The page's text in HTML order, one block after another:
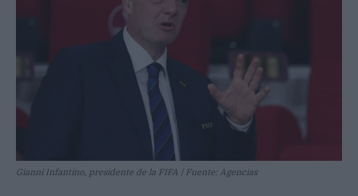
Gianni Infantino, presidente de la FIFA | Fuente: Agencias